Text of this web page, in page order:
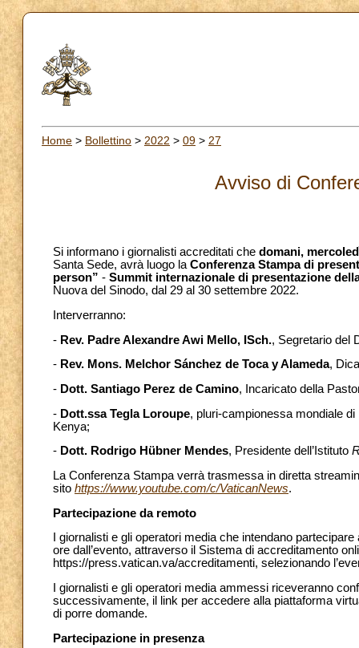
Home > Bollettino > 2022 > 09 > 27
Avviso di
Si informano i giornalisti accreditati che domani,
Santa Sede, avrà luogo laConferenza Stampa di
person” - Summit internazionale di presentazione
Nuova del Sinodo, dal 29 al 30 settembre 2022.
Interverranno:
- Rev. Padre Alexandre Awi Mello, ISch., Segretario del
- Rev. Mons. Melchor Sánchez de Toca y Alameda,
- Dott. Santiago Perez de Camino, Incaricato della
- Dott.ssa Tegla Loroupe, pluri-campionessa mondiale
Kenya;
- Dott. Rodrigo Hübner Mendes, Presidente dell’Istituto
La Conferenza Stampa verrà trasmessa in diretta
sito https://www.youtube.com/c/VaticanNews.
Partecipazione da remoto
I giornalisti e gli operatori media che intendano
ore dall’evento, attraverso il Sistema di accreditamento
https://press.vatican.va/accreditamenti, selezionando
I giornalisti e gli operatori media ammessi riceveranno
successivamente, il link per accedere alla piattaforma
di porre domande.
Partecipazione in presenza